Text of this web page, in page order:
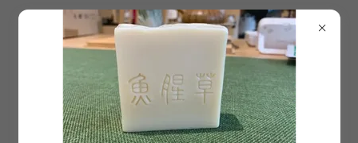
心然舍
Living Beauty Essence
聯絡我們 Contact Us